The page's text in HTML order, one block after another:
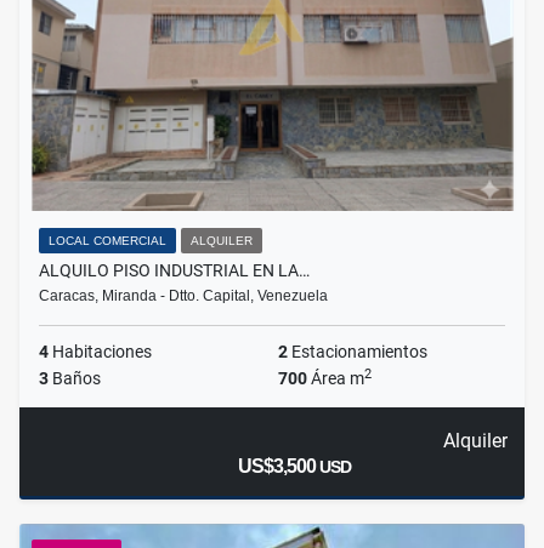
LOCAL COMERCIAL ALQUILER
ALQUILO PISO INDUSTRIAL EN LA…
Caracas, Miranda - Dtto. Capital, Venezuela
4 Habitaciones 2 Estacionamientos
3 Baños 700Área m2
Alquiler
US$3,500USD